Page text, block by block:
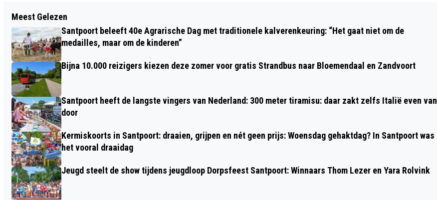
ZANDVOORT VERWELKOMT LANGDURIGE
DINO-EXPOSITIE IN VOORMALIG
CASINOPAND
START MET NOG TWEE DAGEN TE GAAN
Meest Gelezen
Santpoort beleeft 40e Agrarische Dag met traditionele kalverenkeuring: “Het gaat niet om de
medailles, maar om de kinderen”
Bijna 10.000 reizigers kiezen deze zomer voor gratis Strandbus naar Bloemendaal en Zandvoort
Santpoort heeft de langste vingers van Nederland: 300 meter tiramisu: daar zakt zelfs Italië even van
door
Kermiskoorts in Santpoort: draaien, grijpen en nét geen prijs: Woensdag gehaktdag? In Santpoort was
het vooral draaidag
Jeugd steelt de show tijdens jeugdloop Dorpsfeest Santpoort: Winnaars Thom Lezer en Yara Rolvink